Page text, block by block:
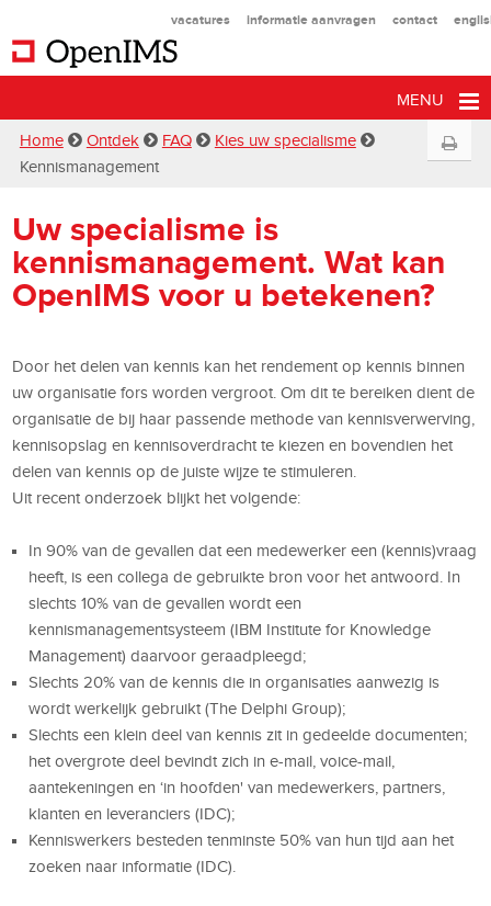
vacatures informatie aanvragen contact
MENU
Home Ontdek FAQ
Kies uw specialisme
Kennismanagement
Uw specialisme is
kennismanagement. Wat kan
OpenIMS voor u betekenen?
Door het delen van kennis kan het rendement op kennis binnen
uw organisatie fors worden vergroot. Om dit te bereiken dient de
organisatie de bij haar passende methode van kennisverwerving,
kennisopslag en kennisoverdracht te kiezen en bovendien het
delen van kennis op de juiste wijze te stimuleren.
Uit recent onderzoek blijkt het volgende:
In 90% van de gevallen dat een medewerker een (kennis)vraag
heeft, is een collega de gebruikte bron voor het antwoord. In
slechts 10% van de gevallen wordt een
kennismanagementsysteem (IBM Institute for Knowledge
Management) daarvoor geraadpleegd;
Slechts 20% van de kennis die in organisaties aanwezig is
wordt werkelijk gebruikt (The Delphi Group);
Slechts een klein deel van kennis zit in gedeelde documenten;
het overgrote deel bevindt zich in e-mail, voice-mail,
aantekeningen en ‘in hoofden' van medewerkers, partners,
klanten en leveranciers (IDC);
Kenniswerkers besteden tenminste 50% van hun tijd aan het
zoeken naar informatie (IDC).